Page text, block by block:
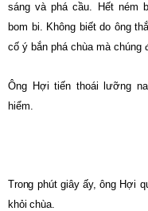
sáng và phá cầu. Hết ném
bom bi. Không biết do ông
cố ý bắn phá chùa mà chúng
Ông Hợi tiến thoái lưỡng
hiểm.
Trong phút giây ấy, ông Hợi
khỏi chùa.